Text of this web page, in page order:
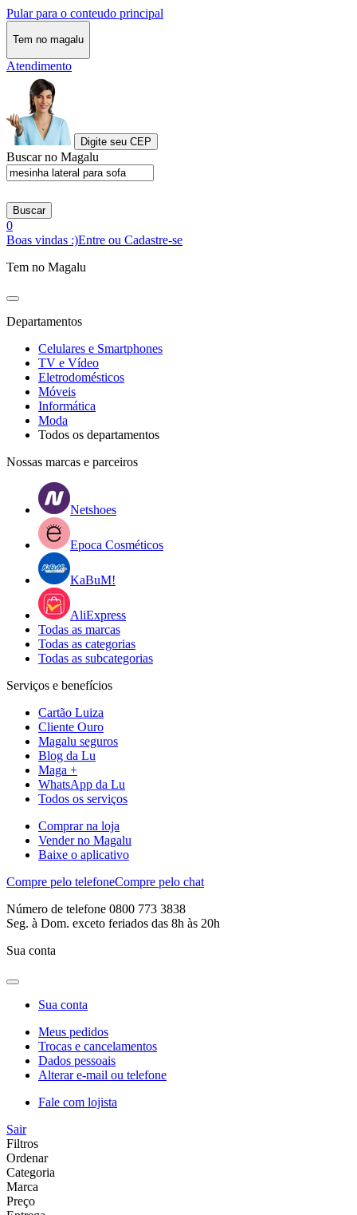
Pular para o conteudo principal
Tem no magalu
Atendimento
Digite seu CEP
Buscar no Magalu
Buscar
0
Boas vindas :)Entre ou Cadastre-se
Tem no Magalu
Departamentos
Celulares e Smartphones
TV e Vídeo
Eletrodomésticos
Móveis
Informática
Moda
Todos os departamentos
Nossas marcas e parceiros
Netshoes
Epoca Cosméticos
KaBuM!
AliExpress
Todas as marcas
Todas as categorias
Todas as subcategorias
Serviços e benefícios
Cartão Luiza
Cliente Ouro
Magalu seguros
Blog da Lu
Maga +
WhatsApp da Lu
Todos os serviços
Comprar na loja
Vender no Magalu
Baixe o aplicativo
Compre pelo telefoneCompre pelo chat
Número de telefone 0800 773 3838
Seg. à Dom. exceto feriados das 8h às 20h
Sua conta
Sua conta
Meus pedidos
Trocas e cancelamentos
Dados pessoais
Alterar e-mail ou telefone
Fale com lojista
Sair
Filtros
Ordenar
Categoria
Marca
Preço